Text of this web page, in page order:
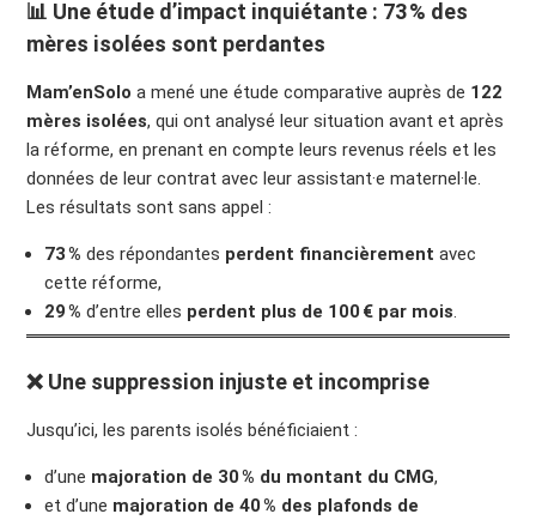
📊 Une étude d’impact inquiétante : 73 % des
mères isolées sont perdantes
Mam’enSolo a mené une étude comparative auprès de 122
mères isolées, qui ont analysé leur situation avant et après
la réforme, en prenant en compte leurs revenus réels et les
données de leur contrat avec leur assistant·e maternel·le.
Les résultats sont sans appel :
73 % des répondantes perdent financièrement avec
cette réforme,
29 % d’entre elles perdent plus de 100 € par mois
❌ Une suppression injuste et incomprise
Jusqu’ici, les parents isolés bénéficiaient :
d’une majoration de 30 % du montant du CMG,
et d’une majoration de 40 % des plafonds de